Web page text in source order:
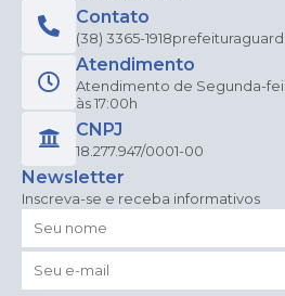
Contato
(38) 3365-1918
Atendimento
Atendimento de Segunda-
às 17:00h
CNPJ
18.277.947/0001-00
Newsletter
Inscreva-se e receba informativos